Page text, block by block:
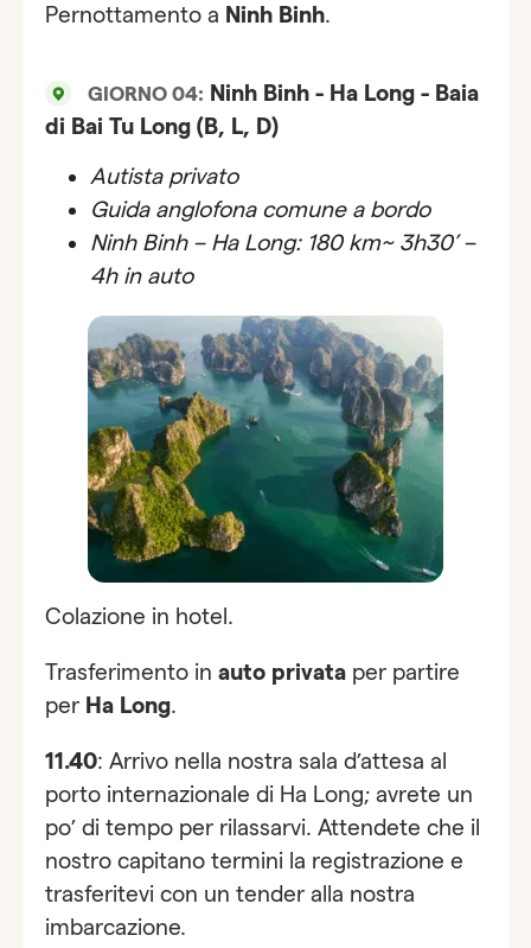
Pernottamento a Ninh Binh.
GIORNO 04: Ninh Binh - Ha Long - Baia
di Bai Tu Long (B, L, D)
Autista privato
Guida anglofona comune a bordo
Ninh Binh – Ha Long: 180 km~ 3h30’ –
4h in auto
Colazione in hotel.
Trasferimento inauto privata per partire
per Ha Long.
11.40: Arrivo nella nostra sala d’attesa al
porto internazionale di Ha Long; avrete un
po’ di tempo per rilassarvi. Attendete che il
nostro capitano termini la registrazione e
trasferitevi con un tender alla nostra
imbarcazione.